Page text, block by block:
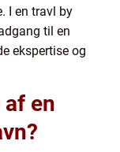
I en travl by
til en
ekspertise og
en